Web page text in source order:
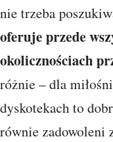
nie trzeba
oferuje przede
okolicznościach
różnie – dla
dyskotekach to
równie zadowoleni